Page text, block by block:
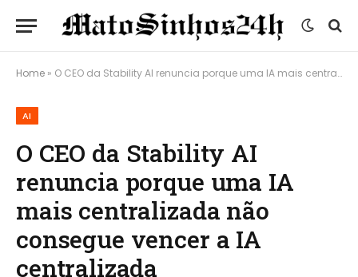
Home » O CEO da Stability AI renuncia porque uma IA mais centralizada não consegue vencer a IA centralizada
AI
O CEO da Stability AI
renuncia porque uma IA
mais centralizada não
consegue vencer a IA
centralizada